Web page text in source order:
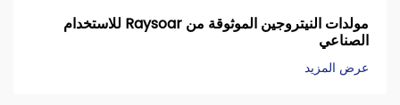
مولدات النيتروجين الموثوقة من Raysoar للاستخدام
الصناعي
عرض المزيد